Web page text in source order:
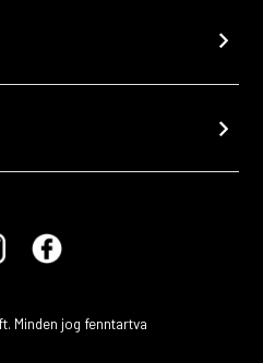
chevron_right
chevron_right
Minden jog fenntartva